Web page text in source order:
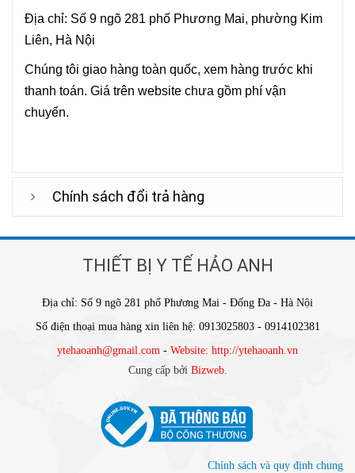
Địa chỉ: Số 9 ngõ 281 phố Phương Mai, phường Kim
Liên, Hà Nội
Chúng tôi giao hàng toàn quốc, xem hàng trước khi
thanh toán. Giá trên website chưa gồm phí vận
chuyển.
Chính sách đổi trả hàng
THIẾT BỊ Y TẾ HẢO ANH
Địa chỉ: Số 9 ngõ 281 phố Phương Mai - Đống Đa - Hà Nội
Số điện thoại mua hàng xin liên hệ: 0913025803 - 0914102381
ytehaoanh@gmail.com - Website: http://ytehaoanh.vn
Cung cấp bởi Bizweb.
Chính sách và quy định chung